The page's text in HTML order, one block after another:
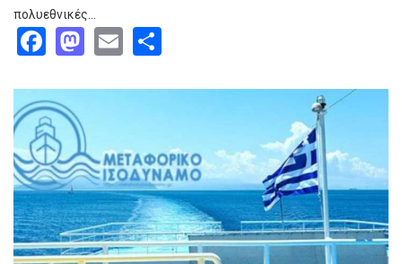
πολυεθνικές…
Facebook
Mastodon
Email